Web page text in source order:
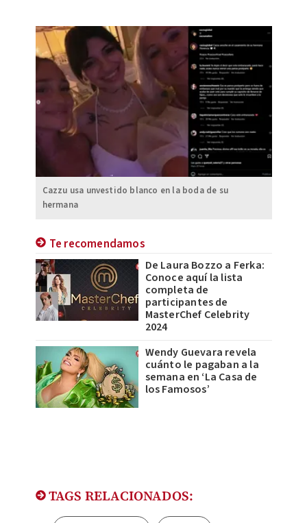
Cazzu usa unvestido blanco en la boda de su
hermana
Te recomendamos
De Laura Bozzo a Ferka:
Conoce aquí la lista
completa de
participantes de
MasterChef Celebrity
2024
Wendy Guevara revela
cuánto le pagaban a la
semana en ‘La Casa de
los Famosos’
TAGS RELACIONADOS: